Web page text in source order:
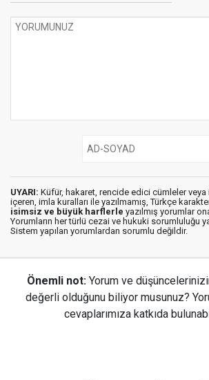
UYARI: Küfür, hakaret, rencide edici cümleler veya
içeren, imla kuralları ile yazılmamış, Türkçe
isimsiz ve büyük harflerle yazılmış yorumlar
Yorumların her türlü cezai ve hukuki sorumluluğu
Sistem yapılan yorumlardan sorumlu değildir.
Önemli not: Yorum ve
değerli olduğunu biliyor musunuz?
cevaplarımıza katkıda